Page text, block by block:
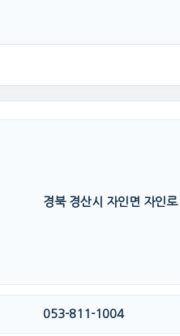
경북 경산시 자인면 자인
053-811-1004